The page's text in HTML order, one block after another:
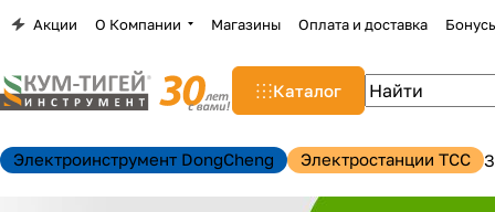
Акции О Компании Магазины Оплата и доставка
Каталог
Электроинструмент DongCheng Электростанции TCC